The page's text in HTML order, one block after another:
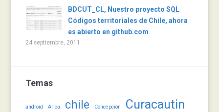
BDCUT_CL, Nuestro proyecto SQL
Códigos territoriales de Chile, ahora
es abierto en github.com
24 septiembre, 2011
Temas
android Arica chile Concepción
Curacautin